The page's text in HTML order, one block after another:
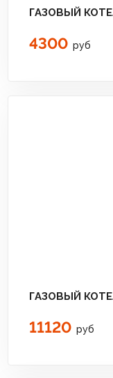
ГАЗОВЫЙ
4300 руб
ГАЗОВЫЙ
11120 руб